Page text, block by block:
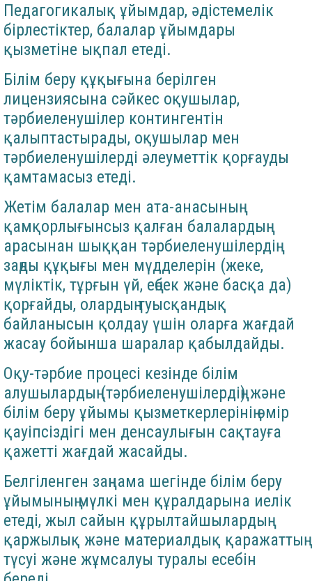
Педагогикалық ұйымдар, әдістемелік
бірлестіктер, балалар ұйымдары
қызметіне ықпал етеді.
Білім беру құқығына берілген
лицензиясына сәйкес оқушылар,
тәрбиеленушілер контингентін
қалыптастырады, оқушылар мен
тәрбиеленушілерді әлеуметтік қорғауды
қамтамасыз етеді.
Жетім балалар мен ата-анасының
қамқорлығынсыз қалған балалардың
арасынан шыққан тәрбиеленушілердің
заңды құқығы мен мүдделерін (жеке,
мүліктік, тұрғын үй, еңбек және басқа да)
қорғайды, олардың туысқандық
байланысын қолдау үшін оларға жағдай
жасау бойынша шаралар қабылдайды.
Оқу-тәрбие процесі кезінде білім
алушылардың (тәрбиеленушілердің) және
білім беру ұйымы қызметкерлерінің өмір
қауіпсіздігі мен денсаулығын сақтауға
қажетті жағдай жасайды.
Белгіленген заңнама шегінде білім беру
ұйымының мүлкі мен құралдарына иелік
етеді, жыл сайын құрылтайшылардың
қаржылық және материалдық қаражаттың
түсуі және жұмсалуы туралы есебін